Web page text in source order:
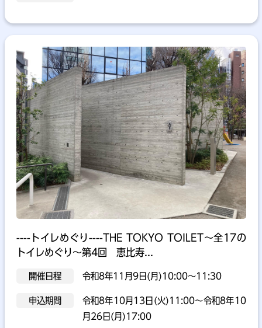
----トイレめぐり----THE TOKYO TOILET～全17の
トイレめぐり～第4回 恵比寿...
開催日程 令和8年11月9日(月)10:00～11:30
申込期間
令和8年10月13日(火)11:00～令和8年10
月26日(月)17:00